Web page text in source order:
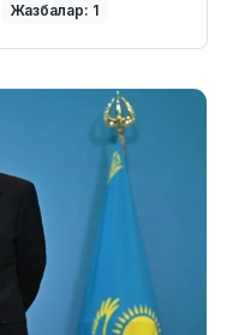
Жазбалар: 1